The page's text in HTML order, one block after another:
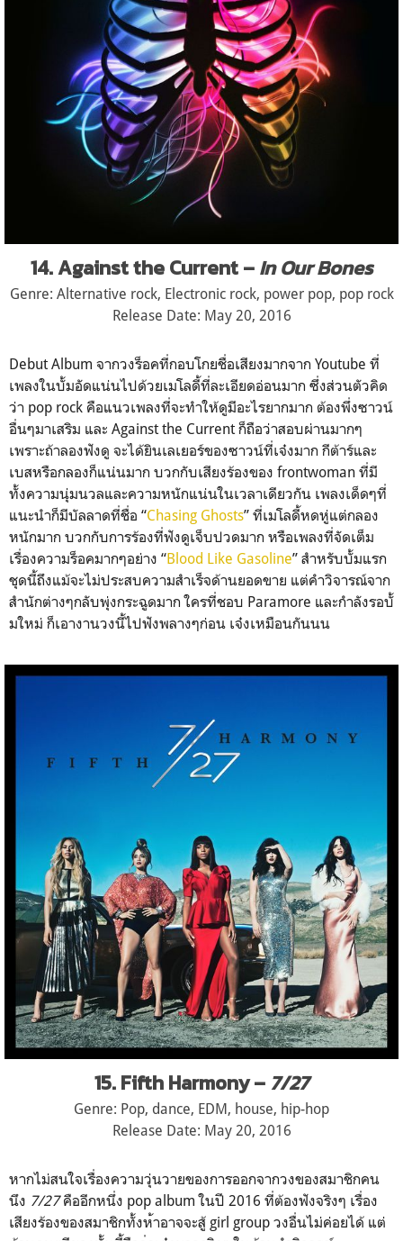
14. Against the Current –In Our Bones
Genre: Alternative rock, Electronic rock, power pop, pop rock
Release Date: May 20, 2016
Debut Album จากวงร็อคที่กอบโกยชื่อเสียงมากจาก Youtube ที่
เพลงในบั้มอัดแน่นไปด้วยเมโลดี้ที่ละเอียดอ่อนมาก ซึ่งส่วนตัวคิด
ว่า pop rock คือแนวเพลงที่จะทำให้ดูมีอะไรยากมาก ต้องพึ่งซาวน์
อื่นๆมาเสริม และ Against the Current ก็ถือว่าสอบผ่านมากๆ
เพราะถ้าลองฟังดู จะได้ยินเลเยอร์ของซาวน์ที่เจ๋งมาก กีต้าร์และ
เบสหรือกลองก็แน่นมาก บวกกับเสียงร้องของ frontwoman ที่มี
ทั้งความนุ่มนวลและความหนักแน่นในเวลาเดียวกัน เพลงเด็ดๆที่
แนะนำก็มีบัลลาดที่ชื่อ “Chasing Ghosts” ที่เมโลดี้หดหู่แต่กลอง
หนักมาก บวกกับการร้องที่ฟังดูเจ็บปวดมาก หรือเพลงที่จัดเต็ม
เรื่องความร็อคมากๆอย่าง “Blood Like Gasoline” สำหรับบั้มแรก
ชุดนี้ถึงแม้จะไม่ประสบความสำเร็จด้านยอดขาย แต่คำวิจารณ์จาก
สำนักต่างๆกลับพุ่งกระฉูดมาก ใครที่ชอบ Paramore และกำลังรอบั้
มใหม่ ก็เอางานวงนี้ไปฟังพลางๆก่อน เจ๋งเหมือนกันนน
15. Fifth Harmony – 7/27
Genre: Pop, dance, EDM, house, hip-hop
Release Date: May 20, 2016
หากไม่สนใจเรื่องความวุ่นวายของการออกจากวงของสมาชิกคน
นึง 7/27คืออีกหนึ่ง pop album ในปี 2016 ที่ต้องฟังจริงๆ เรื่อง
เสียงร้องของสมาชิกทั้งห้าอาจจะสู้ girl group วงอื่นไม่ค่อยได้ แต่